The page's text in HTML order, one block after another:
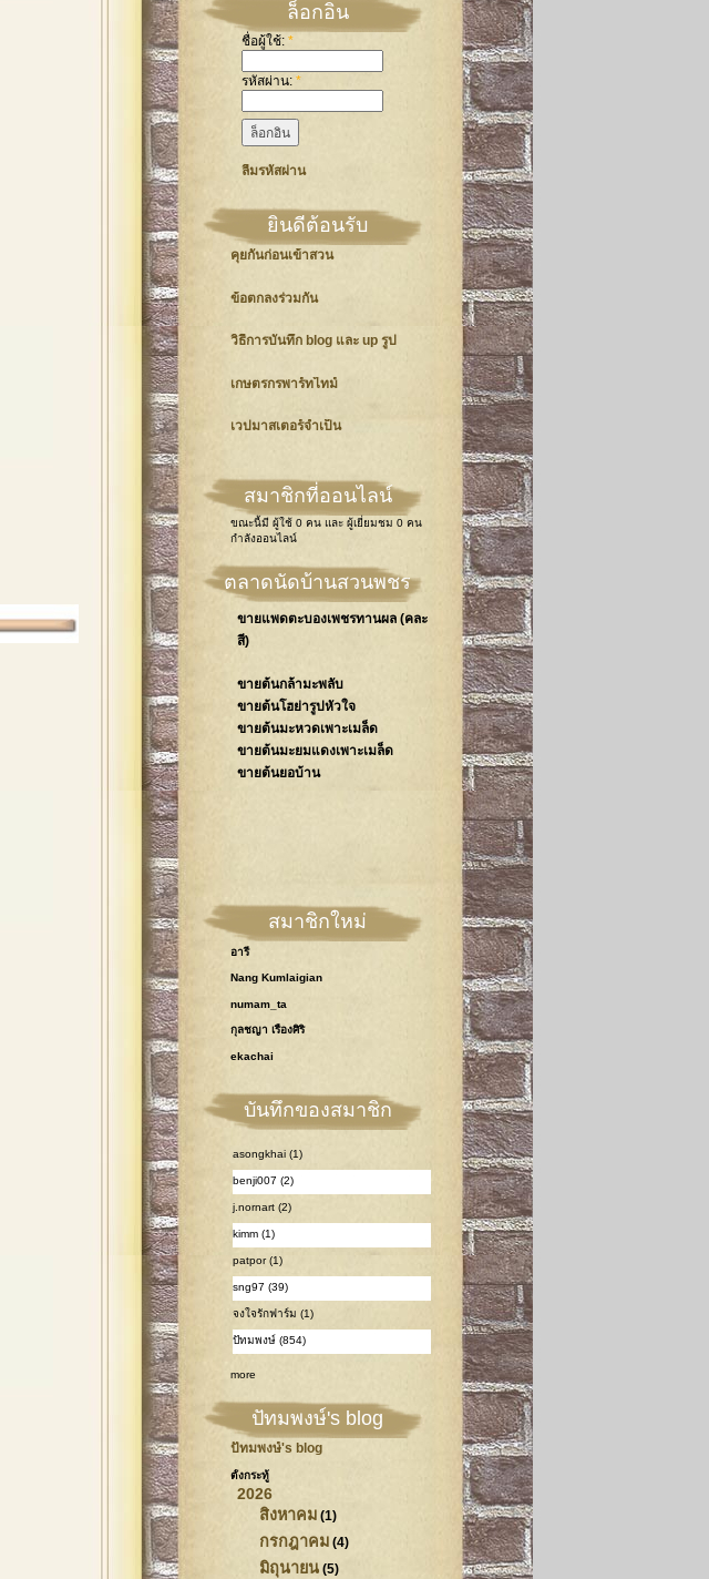
ล็อกอิน
ชื่อผู้ใช้: *
รหัสผ่าน: *
ลืมรหัสผ่าน
ยินดีต้อนรับ
คุยกันก่อนเข้าสวน
ข้อตกลงร่วมกัน
วิธีการบันทึก blog และ up รูป
เกษตรกรพาร์ทไทม์
เวปมาสเตอร์จำเป็น
สมาชิกที่ออนไลน์
ขณะนี้มี ผู้ใช้ 0 คน และ ผู้เยี่ยมชม 0 คน
กำลังออนไลน์
ตลาดนัดบ้านสวนพชร
ขายแพดตะบองเพชรทานผล (คละ
สี)
ขายต้นกล้ามะพลับ
ขายต้นโฮย่ารูปหัวใจ
ขายต้นมะหวดเพาะเมล็ด
ขายต้นมะยมแดงเพาะเมล็ด
ขายต้นยอบ้าน
สมาชิกใหม่
อารี
Nang Kumlaigian
numam_ta
กุลชญา เรืองศิริ
ekachai
บันทึกของสมาชิก
asongkhai (1)
benji007 (2)
j.nornart (2)
kimm (1)
patpor (1)
sng97 (39)
จงใจรักฟาร์ม (1)
ปัทมพงษ์ (854)
more
ปัทมพงษ์'s blog
ปัทมพงษ์'s blog
ตั้งกระทู้
2026
สิงหาคม (1)
กรกฎาคม (4)
มิถุนายน (5)